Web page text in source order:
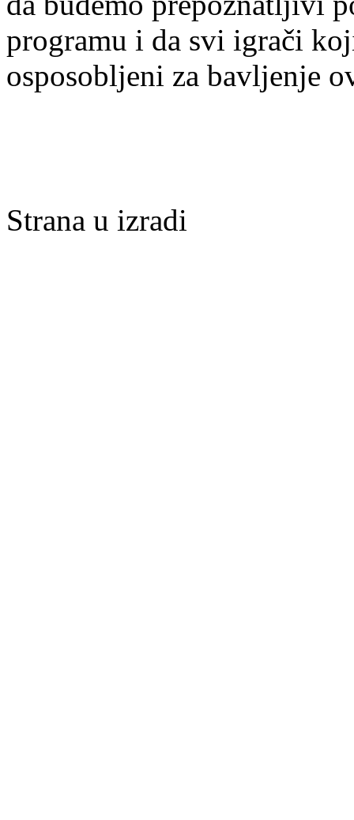
programu i da svi igrači
osposobljeni za bavljenje
Strana u izradi